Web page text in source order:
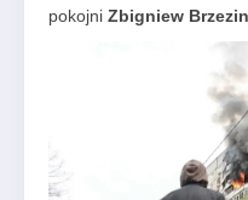
pokojni Zbigniew